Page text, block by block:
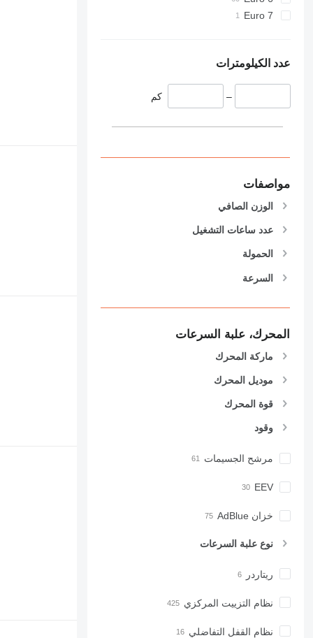
928
950
953
973
980
988
990
AP
CS
D series
F-series
GC
M-series
MH
PM
V-series
Euro 7
عدد الكيلومترات
– كم
مواصفات
الوزن الصافي
عدد ساعات التشغيل
الحمولة
السرعة
المحرك، علبة السرعات
ماركة المحرك
موديل المحرك
قوة المحرك
وقود
مرشح الجسيمات
EEV
خزان AdBlue
نوع علبة السرعات
ريتاردر
نظام التزييت المركزي
نظام القفل التفاضلي